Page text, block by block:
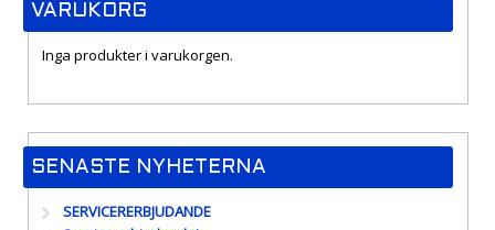
VARUKORG
Inga produkter i varukorgen.
SENASTE NYHETERNA
SERVICERERBJUDANDE